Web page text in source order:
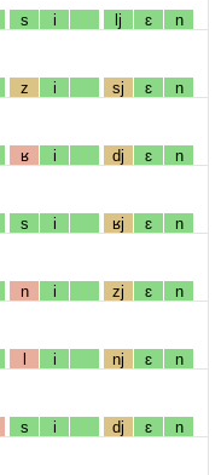
s i lj ɛ n
z i sj ɛ n
ʁ i dj ɛ n
s i ʁj ɛ n
n i zj ɛ n
l i nj ɛ n
s i dj ɛ n